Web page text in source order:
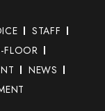
STAFF
FLOOR
NEWS